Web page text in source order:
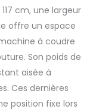
mobile —
couture
les
un
pour tous
de coupe.
table
cm, une largeur
offre un espace
à coudre
Son poids de
aisée à
Ces dernières
position fixe lors